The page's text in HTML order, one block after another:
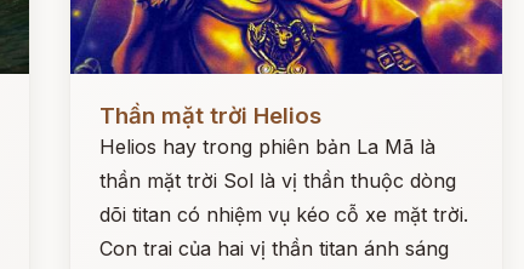
Đọc ngay
Thần mặt trời Helios
Helios hay trong phiên bản La Mã là
thần mặt trời Sol là vị thần thuộc dòng
dõi titan có nhiệm vụ kéo cỗ xe mặt trời.
Con trai của hai vị thần titan ánh sáng